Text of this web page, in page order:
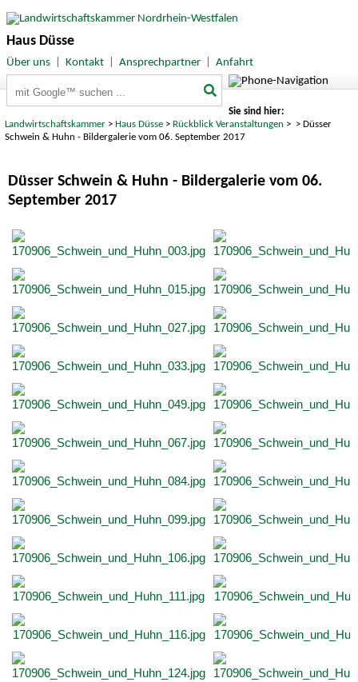
Haus Düsse
Über uns| Kontakt| Ansprechpartner| Anfahrt
Sie sind hier:
Landwirtschaftskammer > Haus Düsse > Rückblick Veranstaltungen > > Düsser
Schwein & Huhn - Bildergalerie vom 06. September 2017
Düsser Schwein & Huhn - Bildergalerie vom 06.
September 2017